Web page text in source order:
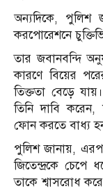
অন্যদিকে, পুলিশ
করপোরেশনে
তার জবানবন্দি
কারণে বিয়ের
তিক্ততা বেড়ে
তিনি দাবি করেন,
ফোন করতে বাধ্য
পুলিশ জানায়,
জিতেন্দ্রকে চেপে
তাকে শ্বাসরোধ